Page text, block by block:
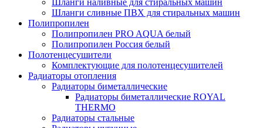
Шланги сливные ПВХ для стиральных машин
Полипропилен
Полипропилен PRO AQUA белый
Полипропилен Россия белый
Полотенцесушители
Комплектующие для полотенцесушителей
Радиаторы отопления
Радиаторы биметаллические
Радиаторы биметаллические ROYAL
THERMO
Радиаторы стальные